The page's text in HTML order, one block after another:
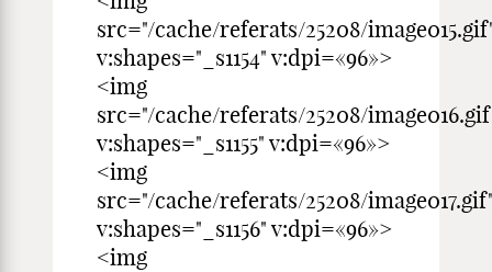
src="/cache/referats/25208/
v:shapes="_s1154" v:dpi=«96»>
<img
src="/cache/referats/25208/
v:shapes="_s1155" v:dpi=«96»>
<img
src="/cache/referats/25208/
v:shapes="_s1156" v:dpi=«96»>
<img